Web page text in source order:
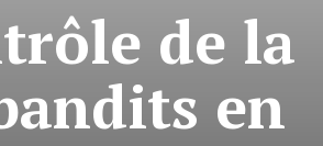
de la
en